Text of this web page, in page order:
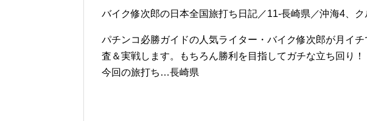
バイク修次郎の日本全国旅打ち日記／11-長崎県／沖海4、ク
パチンコ必勝ガイドの人気ライター・バイク修次郎が月イ
査＆実戦します。もちろん勝利を目指してガチな立ち回り！
今回の旅打ち…長崎県